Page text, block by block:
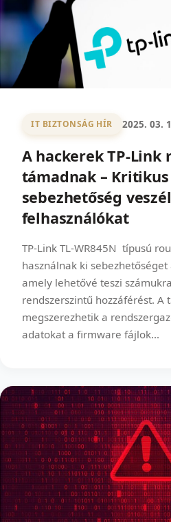
IT BIZTONSÁG HÍR 2025. 03.
A hackerek TP-Link
támadnak – Kritikus
sebezhetőség
felhasználókat
TP-Link TL-WR845N típusú
használnak ki sebezhetőséget
amely lehetővé teszi
rendszerszintű hozzáférést. A
megszerezhetik a
adatokat a firmware fájlok...